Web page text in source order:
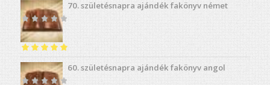
/ 5
70. születésnapra ajándék fakönyv német
Értékelés:5.00
/ 5
60. születésnapra ajándék fakönyv angol